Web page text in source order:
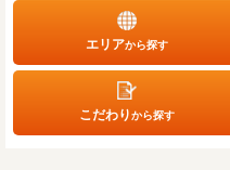
エリアから探す
こだわりから探す